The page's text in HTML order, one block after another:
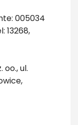
005034
13268,
oo., ul.